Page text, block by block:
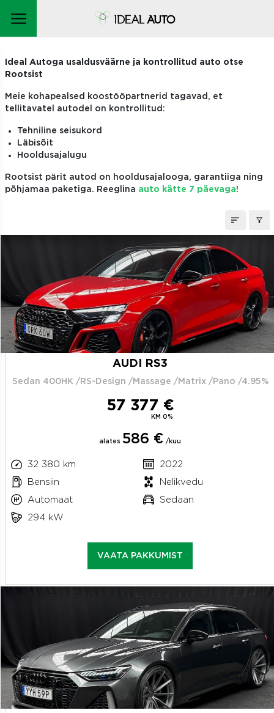
TELLITAVAD AUTOD
Ideal Autoga usaldusväärne ja kontrollitud auto otse
Rootsist
Meie kohapealsed koostööpartnerid tagavad, et
tellitavatel autodel on kontrollitud:
Tehniline seisukord
Läbisõit
Hooldusajalugu
Rootsist pärit autod on hooldusajalooga, garantiiga ning
põhjamaa paketiga. Reeglina auto kätte 7 päevaga!
AUDI RS3
Sedan 400HK /RS-Design /Massage /Matrix /Pano /4.95%
57 377 €
KM 0%
alates 586 € /kuu
32 380 km
2022
Bensiin
Nelikvedu
Automaat
Sedaan
294 kW
VAATA PAKKUMIST